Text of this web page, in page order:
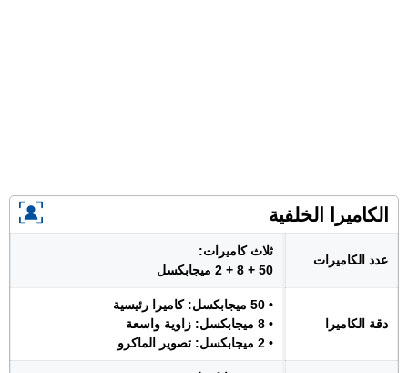
الكاميرا الخلفية
عدد الكاميرات
ثلاث كاميرات:
50 + 8 + 2 ميجابكسل
دقة الكاميرا
• 50 ميجابكسل: كاميرا رئيسية
• 8 ميجابكسل: زاوية واسعة
• 2 ميجابكسل: تصوير الماكرو